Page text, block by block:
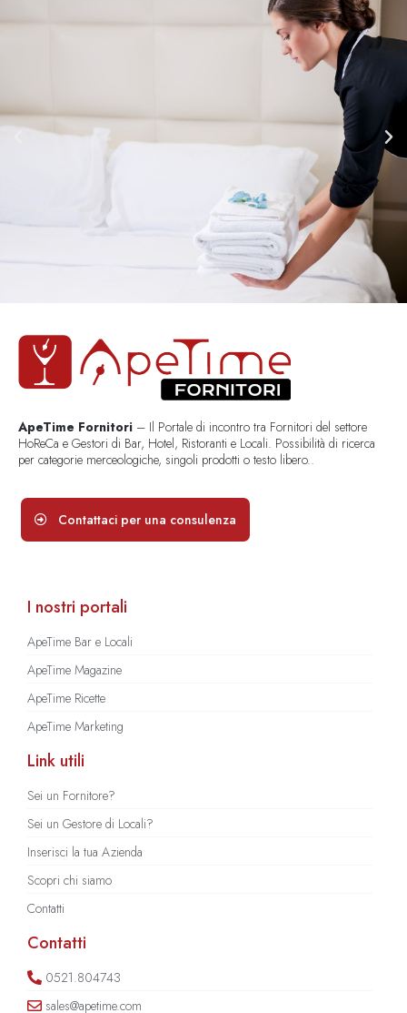
ApeTime Fornitori – Il Portale di incontro tra Fornitori del settore
HoReCa e Gestori di Bar, Hotel, Ristoranti e Locali. Possibilità di ricerca
per categorie merceologiche, singoli prodotti o testo libero..
Contattaci per una consulenza
I nostri portali
ApeTime Bar e Locali
ApeTime Magazine
ApeTime Ricette
ApeTime Marketing
Link utili
Sei un Fornitore?
Sei un Gestore di Locali?
Inserisci la tua Azienda
Scopri chi siamo
Contatti
Contatti
0521.804743
sales@apetime.com